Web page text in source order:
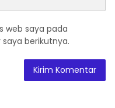
web saya pada
berikutnya.